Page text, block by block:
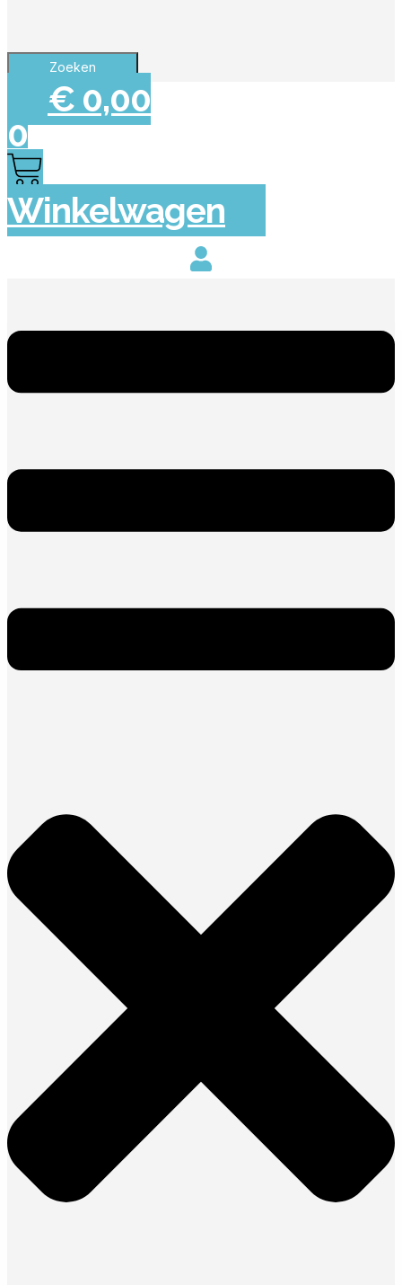
Zoeken
€ 0,00
0
Winkelwagen